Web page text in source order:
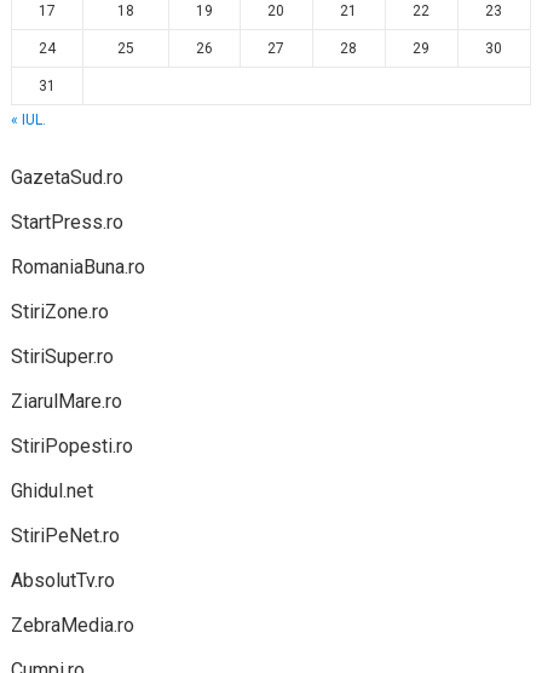
17 18 19 20 21 22 23
24 25 26 27 28 29 30
31
« IUL.
GazetaSud.ro
StartPress.ro
RomaniaBuna.ro
StiriZone.ro
StiriSuper.ro
ZiarulMare.ro
StiriPopesti.ro
Ghidul.net
StiriPeNet.ro
AbsolutTv.ro
ZebraMedia.ro